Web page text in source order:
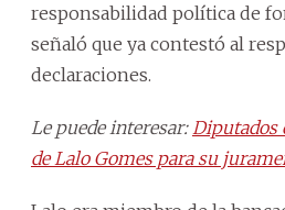
responsabilidad política de
señaló que ya contestó al
declaraciones.
Le puede interesar: Diputados
de Lalo Gomes para su